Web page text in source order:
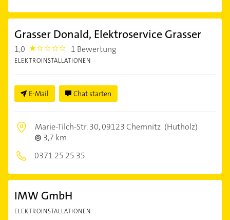
Grasser Donald, Elektroservice Grasser
1,0 1.0 1 Bewertung
ELEKTROINSTALLATIONEN
E-Mail Chat starten
Marie-Tilch-Str. 30,09123 Chemnitz (Hutholz)
3,7 km
0371 25 25 35
IMW GmbH
ELEKTROINSTALLATIONEN